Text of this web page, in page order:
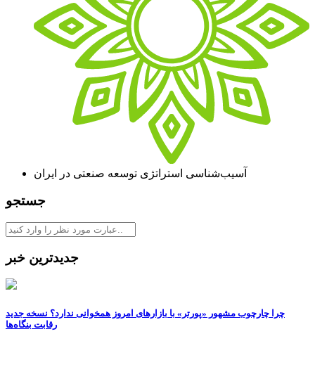
آسیب‌شناسی استراتژی توسعه صنعتی در ایران
جستجو
جدیدترین خبر
چرا چارچوب مشهور «پورتر» با بازارهای امروز همخوانی ندارد؟ نسخه جدید
رقابت‌ بنگاه‌ها